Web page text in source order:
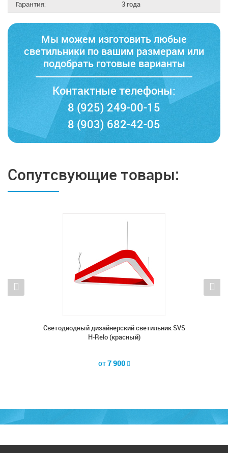
Гарантия:
3 года
Мы можем изготовить любые
светильники по вашим размерам или
подобрать готовые варианты
Контактные телефоны:
8 (925) 249-00-15
8 (903) 682-42-05
Сопутсвующие товары:
Cветодиодный дизайнерский светильник SVS
H-Relo (красный)
от7 900